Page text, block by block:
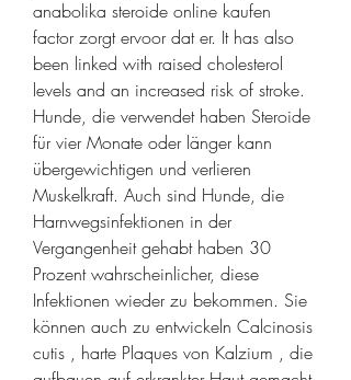
anabolika steroide online kaufen
factor zorgt ervoor dat er. It has also
been linked with raised cholesterol
levels and an increased risk of stroke.
Hunde, die verwendet haben Steroide
für vier Monate oder länger kann
übergewichtigen und verlieren
Muskelkraft. Auch sind Hunde, die
Harnwegsinfektionen in der
Vergangenheit gehabt haben 30
Prozent wahrscheinlicher, diese
Infektionen wieder zu bekommen. Sie
können auch zu entwickeln Calcinosis
cutis , harte Plaques von Kalzium , die